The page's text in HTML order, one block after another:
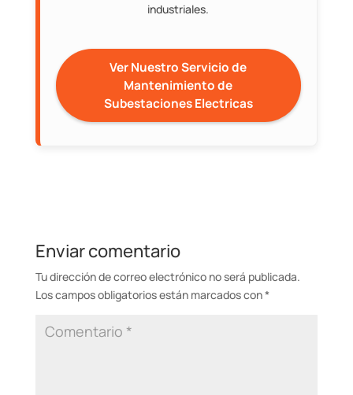
industriales.
Ver Nuestro Servicio de
Mantenimiento de
Subestaciones Electricas
Enviar comentario
Tu dirección de correo electrónico no será publicada.
Los campos obligatorios están marcados con*